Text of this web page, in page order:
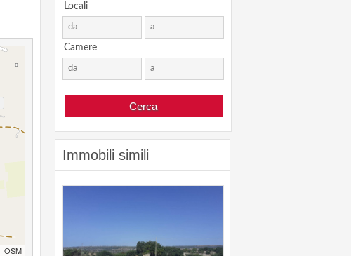
| OSM
Locali
Camere
Immobili simili